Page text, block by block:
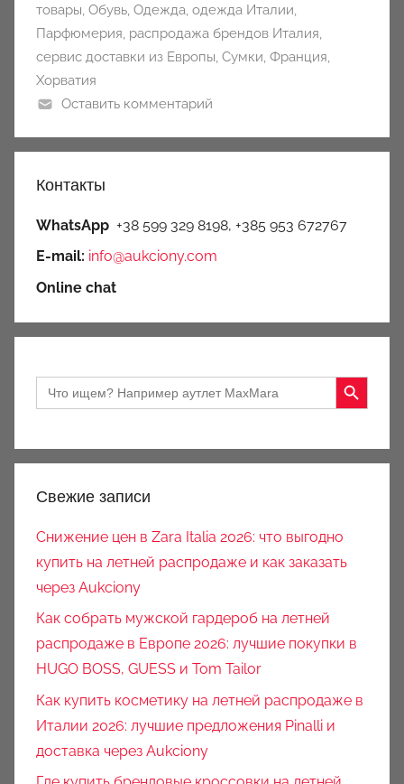
товары, Обувь, Одежда, одежда Италии,
Парфюмерия, распродажа брендов Италия,
сервис доставки из Европы, Сумки, Франция,
Хорватия
Оставить комментарий
Контакты
WhatsApp +38 599 329 8198, +385 953 672767
E-mail: info@aukciony.com
Online chat
Search
for:
Search Button
Свежие записи
Снижение цен в Zara Italia 2026: что выгодно
купить на летней распродаже и как заказать
через Aukciony
Как собрать мужской гардероб на летней
распродаже в Европе 2026: лучшие покупки в
HUGO BOSS, GUESS и Tom Tailor
Как купить косметику на летней распродаже в
Италии 2026: лучшие предложения Pinalli и
доставка через Aukciony